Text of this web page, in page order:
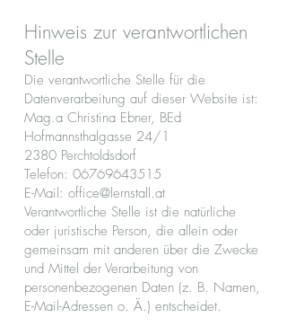
Hinweis zur verantwortlichen
Stelle
Die verantwortliche Stelle für die
Datenverarbeitung auf dieser Website ist:
Mag.a Christina Ebner, BEd
Hofmannsthalgasse 24/1
2380 Perchtoldsdorf
Telefon: 06769643515
E-Mail: office@lernstall.at
Verantwortliche Stelle ist die natürliche
oder juristische Person, die allein oder
gemeinsam mit anderen über die Zwecke
und Mittel der Verarbeitung von
personenbezogenen Daten (z. B. Namen,
E-Mail-Adressen o. Ä.) entscheidet.